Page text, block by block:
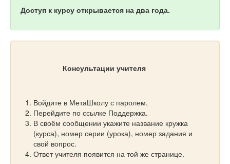
Доступ к курсу открывается на два года.
Консультации учителя
Войдите в МетаШколу с паролем.
Перейдите по ссылке Поддержка.
В своём сообщении укажите название кружка
(курса), номер серии (урока), номер задания и
свой вопрос.
Ответ учителя появится на той же странице.